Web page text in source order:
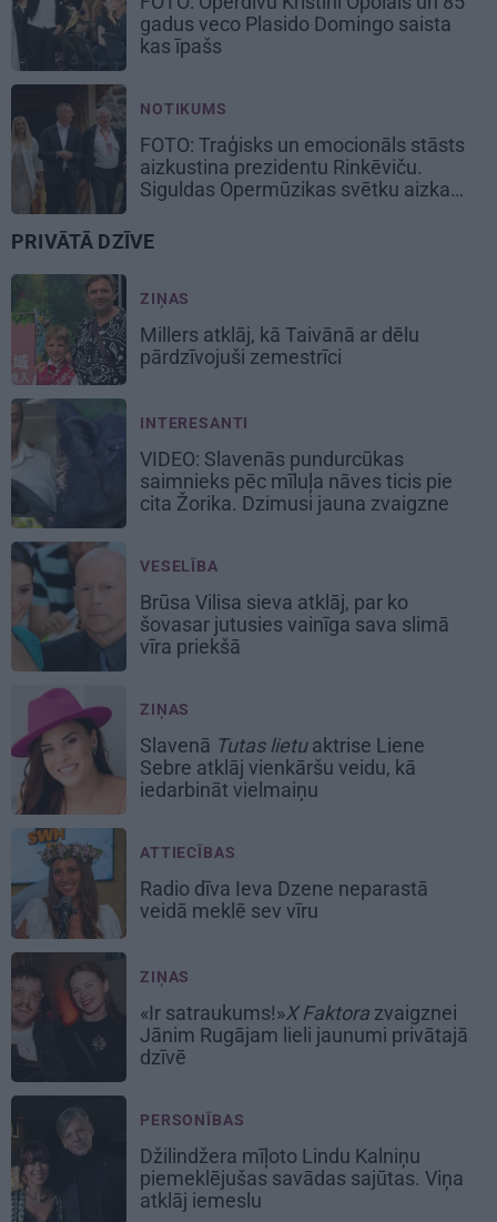
gadus veco Plasido Domingo saista
kas īpašs
NOTIKUMS
FOTO: Traģisks un emocionāls stāsts
aizkustina prezidentu Rinkēviču.
Siguldas Opermūzikas svētku aizkadri
PRIVĀTĀ DZĪVE
ZIŅAS
Millers atklāj, kā Taivānā ar dēlu
pārdzīvojuši zemestrīci
INTERESANTI
VIDEO: Slavenās pundurcūkas
saimnieks pēc mīluļa nāves ticis pie
cita Žorika. Dzimusi jauna zvaigzne
VESELĪBA
Brūsa Vilisa sieva atklāj, par ko
šovasar jutusies vainīga sava slimā
vīra priekšā
ZIŅAS
Slavenā Tutas lietuaktrise Liene
Sebre atklāj vienkāršu veidu, kā
iedarbināt vielmaiņu
ATTIECĪBAS
Radio dīva Ieva Dzene neparastā
veidā meklē sev vīru
ZIŅAS
«Ir satraukums!»X Faktora zvaigznei
Jānim Rugājam lieli jaunumi privātajā
dzīvē
PERSONĪBAS
Džilindžera mīļoto Lindu Kalniņu
piemeklējušas savādas sajūtas. Viņa
atklāj iemeslu